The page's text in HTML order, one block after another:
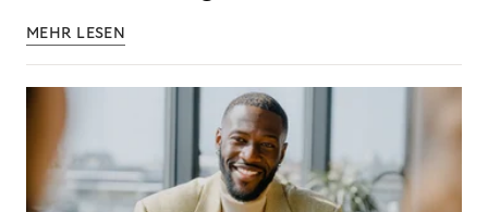
MEHR LESEN